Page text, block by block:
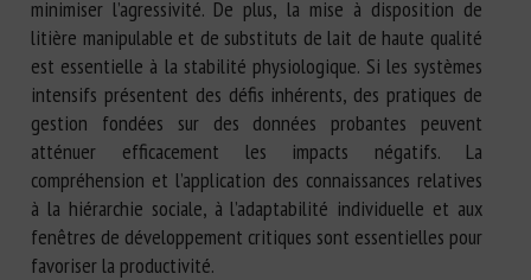
minimiser l’agressivité. De plus, la mise à disposition de
litière manipulable et de substituts de lait de haute qualité
est essentielle à la stabilité physiologique. Si les systèmes
intensifs présentent des défis inhérents, des pratiques de
gestion fondées sur des données probantes peuvent
atténuer efficacement les impacts négatifs. La
compréhension et l’application des connaissances relatives
à la hiérarchie sociale, à l’adaptabilité individuelle et aux
fenêtres de développement critiques sont essentielles pour
favoriser la productivité.